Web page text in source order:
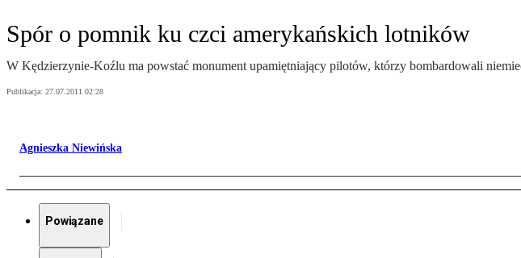
Spór o pomnik ku czci amerykańskich lotników
W Kędzierzynie-Koźlu ma powstać monument upamiętniający pilotów, którzy bombardowali
Publikacja: 27.07.2011 02:28
Agnieszka Niewińska
Powiązane